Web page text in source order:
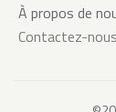
À propos de
Contactez-nous